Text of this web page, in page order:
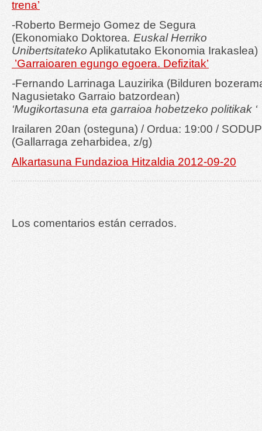
trena’
-Roberto Bermejo Gomez de Segura
(Ekonomiako Doktorea. Euskal Herriko
Unibertsitateko Aplikatutako Ekonomia Irakaslea)
’Garraioaren egungo egoera. Defizitak’
-Fernando Larrinaga Lauzirika (Bilduren
Nagusietako Garraio batzordean)
‘Mugikortasuna eta garraioa hobetzeko politikak ‘
Irailaren 20an (osteguna) / Ordua: 19:00 /
(Gallarraga zeharbidea, z/g)
Alkartasuna Fundazioa Hitzaldia 2012-09-20
Los comentarios están cerrados.